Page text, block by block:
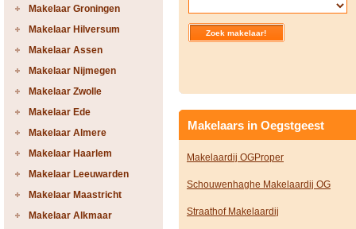
Makelaar Groningen
Makelaar Hilversum
Makelaar Assen
Makelaar Nijmegen
Makelaar Zwolle
Makelaar Ede
Makelaar Almere
Makelaar Haarlem
Makelaar Leeuwarden
Makelaar Maastricht
Makelaar Alkmaar
Makelaars in Oegstgeest
Makelaardij OGProper
Schouwenhaghe Makelaardij OG
Straathof Makelaardij